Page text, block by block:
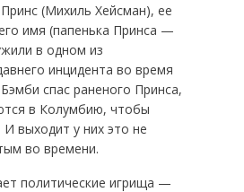
(Михиль Хейсман), ее
имя (папенька Принса —
в одном из
инцидента во время
спас раненого Принса,
в Колумбию, чтобы
выходит у них это не
во времени.
политические игрища —